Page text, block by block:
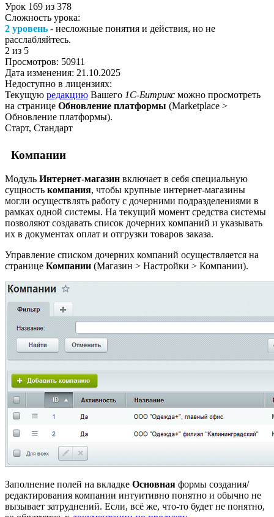
Урок 169 из 378
Сложность урока:
2 уровень - несложные понятия и действия, но не
расслабляйтесь.
2 из 5
Просмотров: 50911
Дата изменения: 21.10.2025
Недоступно в лицензиях:
Текущую редакцию Вашего 1С-Битрикс можно просмотреть
на странице Обновление платформы (Marketplace >
Обновление платформы).
Старт, Стандарт
Компании
Модуль Интернет-магазин включает в себя специальную
сущность компания, чтобы крупные интернет-магазины
могли осуществлять работу с дочерними подразделениями в
рамках одной системы. На текущий момент средства системы
позволяют создавать список дочерних компаний и указывать
их в документах оплат и отгрузки товаров заказа.
Управление списком дочерних компаний осуществляется на
странице Компании (Магазин > Настройки > Компании).
Заполнение полей на вкладке Основная формы создания/
редактирования компании интуитивно понятно и обычно не
вызывает затруднений. Если, всё же, что-то будет не понятно,